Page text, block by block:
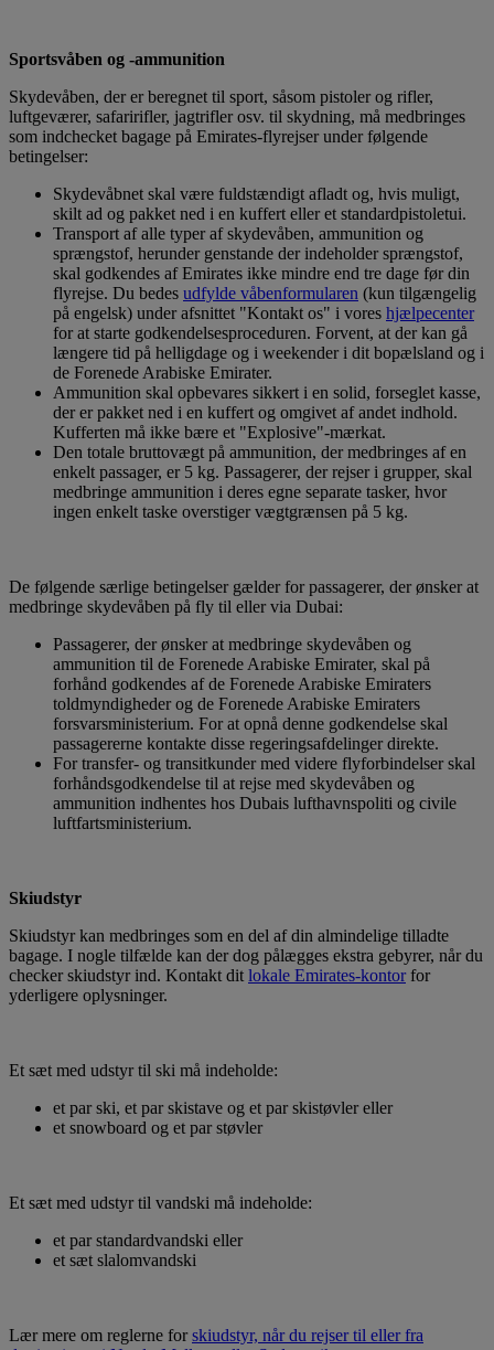
Sportsvåben og -ammunition
Skydevåben, der er beregnet til sport, såsom pistoler og rifler,
luftgeværer, safaririfler, jagtrifler osv. til skydning, må medbringes
som indchecket bagage på Emirates-flyrejser under følgende
betingelser:
Skydevåbnet skal være fuldstændigt afladt og, hvis muligt,
skilt ad og pakket ned i en kuffert eller et standardpistoletui.
Transport af alle typer af skydevåben, ammunition og
sprængstof, herunder genstande der indeholder sprængstof,
skal godkendes af Emirates ikke mindre end tre dage før din
flyrejse. Du bedes udfylde våbenformularen (kun tilgængelig
på engelsk) under afsnittet "Kontakt os" i vores hjælpecenter
for at starte godkendelsesproceduren. Forvent, at der kan gå
længere tid på helligdage og i weekender i dit bopælsland og i
de Forenede Arabiske Emirater.
Ammunition skal opbevares sikkert i en solid, forseglet kasse,
der er pakket ned i en kuffert og omgivet af andet indhold.
Kufferten må ikke bære et "Explosive"-mærkat.
Den totale bruttovægt på ammunition, der medbringes af en
enkelt passager, er 5 kg. Passagerer, der rejser i grupper, skal
medbringe ammunition i deres egne separate tasker, hvor
ingen enkelt taske overstiger vægtgrænsen på 5 kg.
De følgende særlige betingelser gælder for passagerer, der ønsker at
medbringe skydevåben på fly til eller via Dubai:
Passagerer, der ønsker at medbringe skydevåben og
ammunition til de Forenede Arabiske Emirater, skal på
forhånd godkendes af de Forenede Arabiske Emiraters
toldmyndigheder og de Forenede Arabiske Emiraters
forsvarsministerium. For at opnå denne godkendelse skal
passagererne kontakte disse regeringsafdelinger direkte.
For transfer- og transitkunder med videre flyforbindelser skal
forhåndsgodkendelse til at rejse med skydevåben og
ammunition indhentes hos Dubais lufthavnspoliti og civile
luftfartsministerium.
Skiudstyr
Skiudstyr kan medbringes som en del af din almindelige tilladte
bagage. I nogle tilfælde kan der dog pålægges ekstra gebyrer, når du
checker skiudstyr ind. Kontakt dit lokale Emirates-kontorfor
yderligere oplysninger.
Et sæt med udstyr til ski må indeholde:
et par ski, et par skistave og et par skistøvler eller
et snowboard og et par støvler
Et sæt med udstyr til vandski må indeholde:
et par standardvandski eller
et sæt slalomvandski
Lær mere om reglerne forskiudstyr, når du rejser til eller fra